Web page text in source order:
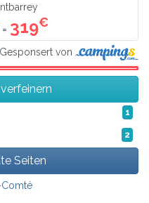
= 319€
Gesponsert von
1
2
Seiten